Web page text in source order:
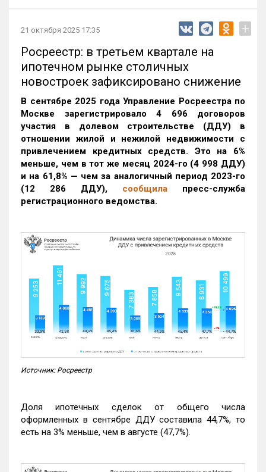
21 октября 2025 17:35 +
Росреестр: в третьем квартале на
ипотечном рынке столичных
новостроек зафиксировано снижение
В сентябре 2025 года Управление Росреестра по
Москве зарегистрировало 4 696 договоров
участия в долевом строительстве (ДДУ) в
отношении жилой и нежилой недвижимости с
привлечением кредитных средств. Это на 6%
меньше, чем в тот же месяц 2024-го (4 998 ДДУ)
и на 61,8% — чем за аналогичный период 2023-го
(12 286 ДДУ), сообщила пресс-служба
регистрационного ведомства.
Источник: Росреестр
Доля ипотечных сделок от общего числа
оформленных в сентябре ДДУ составила 44,7%, то
есть на 3% меньше, чем в августе (47,7%).